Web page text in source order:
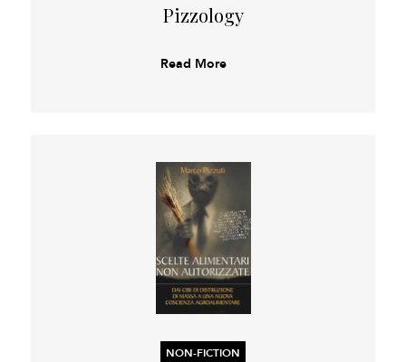
Pizzology
Read More
NON-FICTION